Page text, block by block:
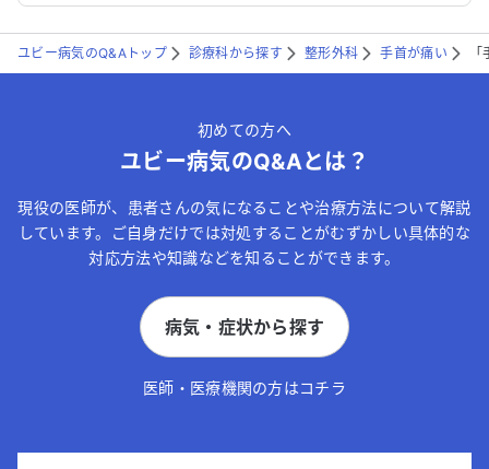
ユビー病気のQ&Aトップ 診療科から探す 整形外科 手首が痛い
初めての方へ
ユビー病気のQ&Aとは？
現役の医師が、患者さんの気になることや治療方法について解説
しています。ご自身だけでは対処することがむずかしい具体的な
対応方法や知識などを知ることができます。
病気・症状から探す
医師・医療機関の方はコチラ